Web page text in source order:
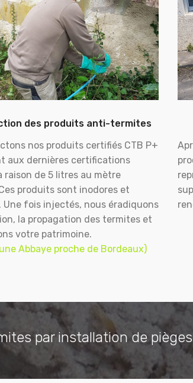
des produits anti-termites
nos produits certifiés CTB P+
aux dernières certifications
raison de 5 litres au mètre
produits sont inodores et
Une fois injectés, nous éradiquons
la propagation des termites et
votre patrimoine.
Abbaye proche de Bordeaux)
par installation de